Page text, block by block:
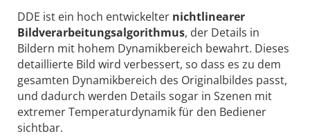
DDE ist ein hoch entwickelter nichtlinearer
Bildverarbeitungsalgorithmus, der Details in
Bildern mit hohem Dynamikbereich bewahrt. Dieses
detaillierte Bild wird verbessert, so dass es zu dem
gesamten Dynamikbereich des Originalbildes passt,
und dadurch werden Details sogar in Szenen mit
extremer Temperaturdynamik für den Bediener
sichtbar.